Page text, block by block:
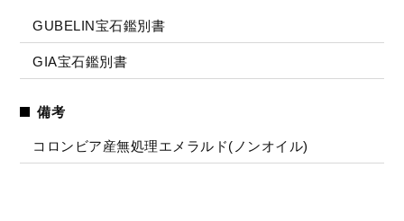
GUBELIN宝石鑑別書
GIA宝石鑑別書
備考
コロンビア産無処理エメラルド(ノンオイル)